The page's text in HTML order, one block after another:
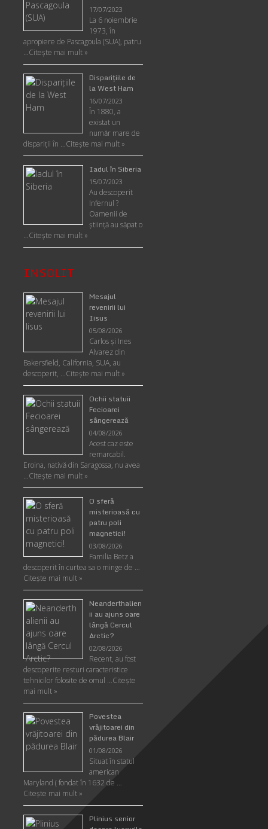
17/07/2023
La 6 noiembrie
1973, în
apropiere de Pascagoula (SUA), patru
…Citește mai mult »
Disparițiile de
la West Ham
16/07/2023
În 1880, a
existat un
număr mare de
dispariții în …Citește mai mult »
Iadul în Siberia
15/07/2023
Au descoperit
Infernul ?
Oamenii de
ştiinţă au săpat o
…Citește mai mult »
INSOLIT
Mesajul
revenirii lui
Iisus
05/08/2026
Carlos şi Ines
Alvarez din
Bakersfield, California, SUA, au
descoperit, …Citeşte mai mult »
Ochii statuii
Fecioarei
sângerează
04/08/2026
Acest caz este
remarcabil.
Eroina, nativă din Saragossa, nu avea
…Citeşte mai mult »
O sferă
misterioasă cu
patru poli
magnetici!
03/08/2026
Familia Betz a
descoperit în curtea sa o minge de …
Citeşte mai mult »
Neanderthalien
ii au ajuns oare
lângă Cercul
Arctic?
02/08/2026
Recent, au fost
descoperite resturi caracteristice
tehnicilor folosite de omul …Citeşte
mai mult »
Povestea
vrăjitoarei din
pădurea Blair
01/08/2026
Situat în statul
american
Maryland ( fondat în 1632 de …
Citeşte mai mult »
Plinius senior